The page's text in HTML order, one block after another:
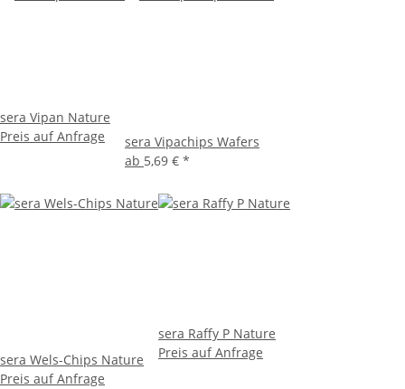
sera Vipan Nature
Preis auf Anfrage
sera Vipachips Wafers
ab 5,69 € *
sera Wels-Chips Nature
Preis auf Anfrage
sera Raffy P Nature
Preis auf Anfrage